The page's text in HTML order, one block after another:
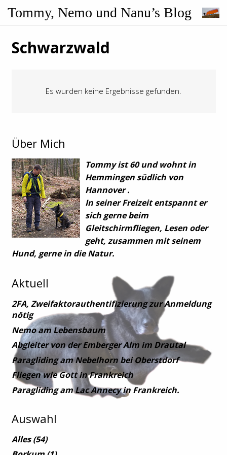
Tommy, Nemo und Nanu’s Blog
Schwarzwald
Es wurden keine Ergebnisse gefunden.
Über Mich
Tommy ist 60 und wohnt in
Hemmingen südlich von
Hannover .
In seiner Freizeit entspannt er
sich gerne beim
Gleitschirmfliegen, Lesen oder
geht, zusammen mit seinem
Hund, gerne in die Natur.
Aktuell
2FA, Zweifaktorauthentifizierung zur Anmeldung
nötig
Nemo am Lebensbaum
Abgleiter von der Emberger Alm im Drautal
Paragliding am Nebelhorn bei Oberstdorf
Fliegen wie Gott in Frankreich
Paragliding am Lac Annecy in Frankreich.
Auswahl
Alles(54)